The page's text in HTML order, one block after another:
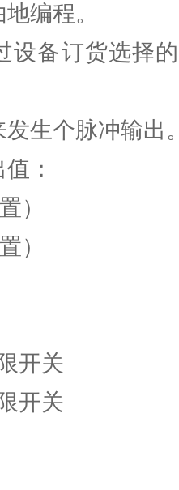
编程。
设备订货选择
生个脉冲输出
：
）
）
开关
开关